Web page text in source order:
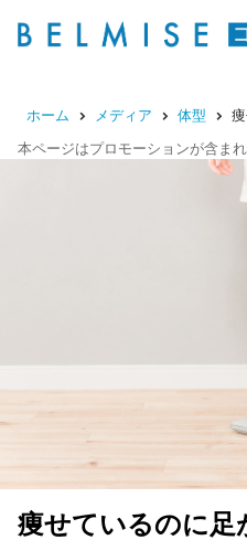
ホーム メディア 体型
本ページはプロモーションが含まれ
痩せているのに足